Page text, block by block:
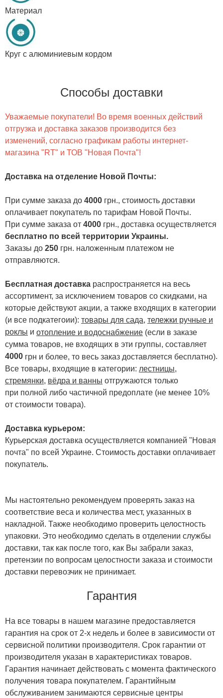
Материал
Круг с алюминиевым кордом
Способы доставки
Уважаемые покупатели! Во время военных действий
отгрузка и доставка заказов производится без
изменений, согласно графикам работы интернет-
магазина "RT" и ТОВ "Новая Почта"!
Доставка на отделение Новой Почты:
При сумме заказа до 4000 грн., стоимость доставки
оплачивает покупатель по тарифам Новой Почты.
При сумме заказа от 4000 грн., доставка осуществляется
бесплатно по всей территории Украины.
Заказы до 250 грн. наложенным платежом не
отправляются.
Бесплатная доставка распространяется на весь
ассортимент, за исключением товаров со скидками, на
которые действуют акции, а также входящих в категории
(и все подкатегоии): товары для сада, тележки ручные и
роклы и отопление и водоснабжение (если в заказе
сумма товаров, не входящих в эти группы, составляет
4000 грн и более, то весь заказ доставляется бесплатно).
Все товары, входящие в категории: лестницы,
стремянки, вёдра и ванны отгружаются только
при полной либо частичной предоплате (не менее 10%
от стоимости товара).
Доставка курьером:
Курьерская доставка осуществляется компанией "Новая
почта" по всей Украине. Стоимость доставки оплачивает
покупатель.
Мы настоятельно рекомендуем проверять заказ на
соответствие веса и количества мест, указанных в
накладной. Также необходимо проверить целостность
упаковки. Это необходимо сделать в отделении службы
доставки, так как после того, как Вы забрали заказ,
претензии по вопросам целостности заказа и стоимости
доставки перевозчик не принимает.
Гарантия
На все товары в нашем магазине предоставляется
гарантия на срок от 2-х недель и более в зависимости от
сервисной политики производителя. Срок гарантии от
производителя указан в характеристиках товаров.
Гарантия начинает действовать с момента фактического
получения товара покупателем. Гарантийным
обслуживанием занимаются сервисные центры